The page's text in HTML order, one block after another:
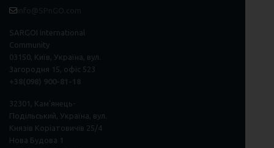
SARGOI International
Community
03150, Київ, Україна, вул.
Загородня 15, офіс 523
32301, Кам'янець-
Подільський, Україна, вул.
Князів Коріатовичів 25/4
Нова Будова 1